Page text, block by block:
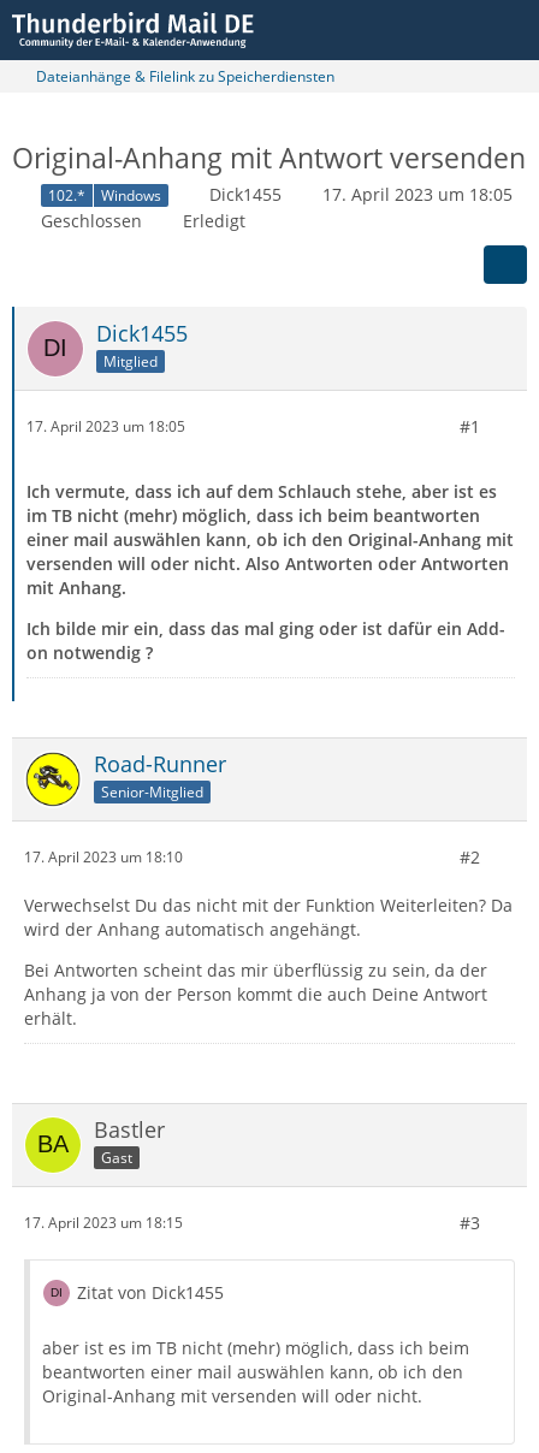
Dateianhänge & Filelink zu Speicherdiensten
Original-Anhang mit Antwort versenden
102.* Windows Dick1455
17. April 2023 um 18:05
Geschlossen
Erledigt
Dick1455
Mitglied
17. April 2023 um 18:05 #1
Ich vermute, dass ich auf dem Schlauch stehe, aber ist es
im TB nicht (mehr) möglich, dass ich beim beantworten
einer mail auswählen kann, ob ich den Original-Anhang mit
versenden will oder nicht. Also Antworten oder Antworten
mit Anhang.
Ich bilde mir ein, dass das mal ging oder ist dafür ein Add-
on notwendig ?
Road-Runner
Senior-Mitglied
17. April 2023 um 18:10 #2
Verwechselst Du das nicht mit der Funktion Weiterleiten? Da
wird der Anhang automatisch angehängt.
Bei Antworten scheint das mir überflüssig zu sein, da der
Anhang ja von der Person kommt die auch Deine Antwort
erhält.
Bastler
Gast
17. April 2023 um 18:15 #3
Zitat von Dick1455
aber ist es im TB nicht (mehr) möglich, dass ich beim
beantworten einer mail auswählen kann, ob ich den
Original-Anhang mit versenden will oder nicht.